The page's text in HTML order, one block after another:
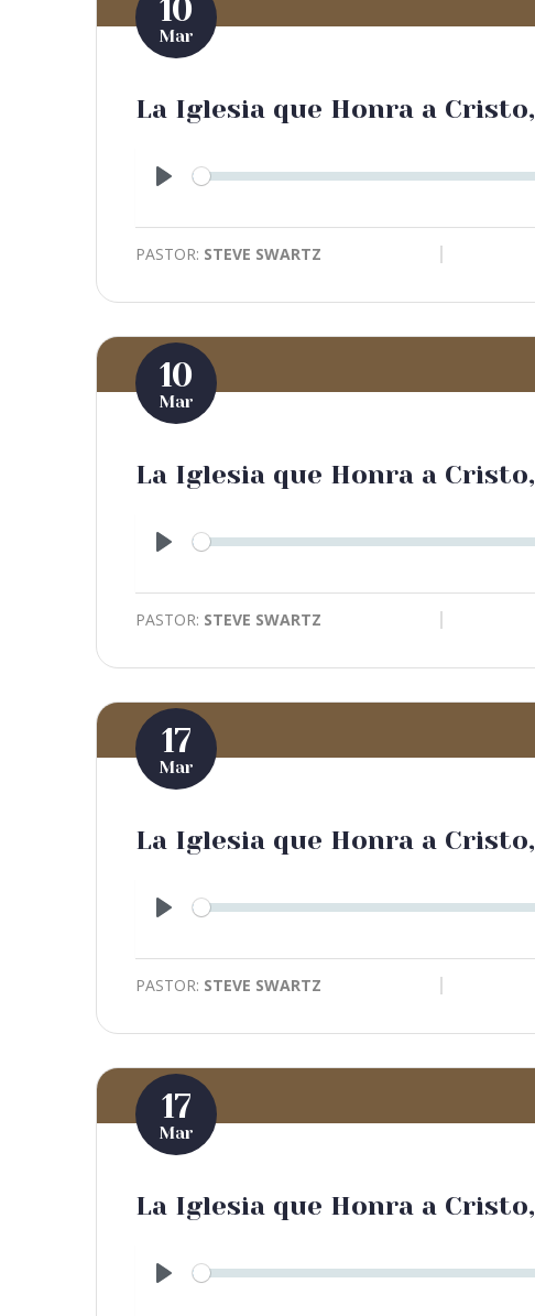
10
Mar
La Iglesia que Honra a
Play
Seek
PASTOR: STEVE SWARTZ
10
Mar
La Iglesia que Honra a
Play
Seek
PASTOR: STEVE SWARTZ
17
Mar
La Iglesia que Honra a
Play
Seek
PASTOR: STEVE SWARTZ
17
Mar
La Iglesia que Honra a
Play
Seek